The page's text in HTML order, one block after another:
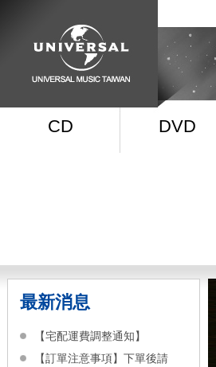
CD DVD
最新消息
【宅配運費調整通知】
【訂單注意事項】下單後請